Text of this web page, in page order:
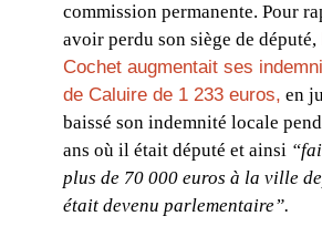
commission permanente. Pour
avoir perdu son siège de député,
Cochet augmentait ses
de Caluire de 1 233 euros, en
baissé son indemnité locale
ans où il était député et ainsi
plus de 70 000 euros à la ville
était devenu parlementaire”.